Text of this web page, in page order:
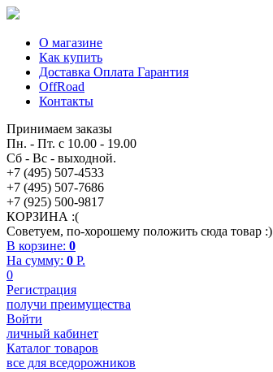
О магазине
Как купить
Доставка Оплата Гарантия
OffRoad
Контакты
Принимаем заказы
Пн. - Пт. с 10.00 - 19.00
Сб - Вс - выходной.
+7 (495) 507-4533
+7 (495) 507-7686
+7 (925) 500-9817
КОРЗИНА :(
Советуем, по-хорошему положить сюда товар :)
В корзине: 0
На сумму: 0 P.
0
Регистрация
получи преимущества
Войти
личный кабинет
Каталог товаров
все для вседорожников